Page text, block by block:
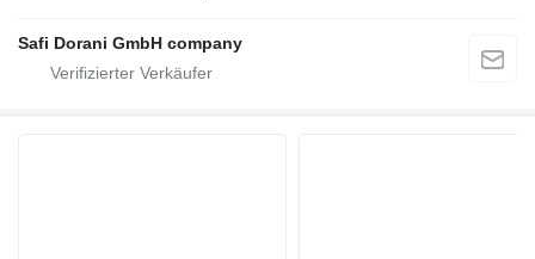
Safi Dorani GmbH company